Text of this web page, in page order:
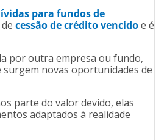
para fundos de
cessão de crédito vencidoe é
por outra empresa ou fundo,
novas oportunidades de
parte do valor devido, elas
adaptados à realidade